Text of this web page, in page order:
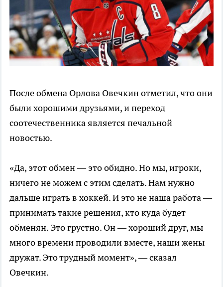
После обмена Орлова Овечкин отметил, что они
были хорошими друзьями, и переход
соотечественника является печальной
новостью.
«Да, этот обмен — это обидно. Но мы, игроки,
ничего не можем с этим сделать. Нам нужно
дальше играть в хоккей. И это не наша работа —
принимать такие решения, кто куда будет
обменян. Это грустно. Он — хороший друг, мы
много времени проводили вместе, наши жены
дружат. Это трудный момент», — сказал
Овечкин.